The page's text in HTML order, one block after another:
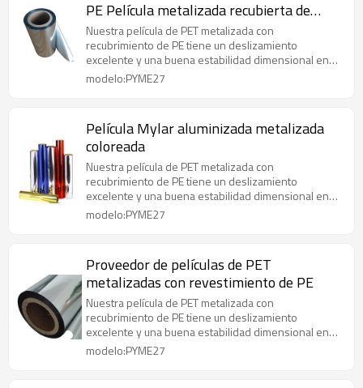
PE Película metalizada recubierta de
película de embalaje de LDPE
Nuestra película de PET metalizada con
recubrimiento de PE tiene un deslizamiento
excelente y una buena estabilidad dimensional en
un amplio rango de temperatura.
modelo:PYME27
Película Mylar aluminizada metalizada
coloreada
Nuestra película de PET metalizada con
recubrimiento de PE tiene un deslizamiento
excelente y una buena estabilidad dimensional en
un amplio rango de temperatura.
modelo:PYME27
Proveedor de películas de PET
metalizadas con revestimiento de PE
Nuestra película de PET metalizada con
recubrimiento de PE tiene un deslizamiento
excelente y una buena estabilidad dimensional en
un amplio rango de temperatura.
modelo:PYME27